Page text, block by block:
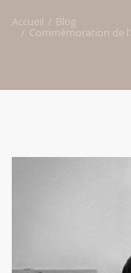
Accueil Blog
Commémoration de